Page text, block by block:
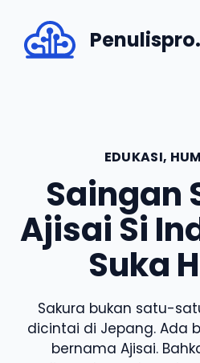
content
EDUKASI,
Saingan
Ajisai Si
Suka
Sakura bukan satu-
dicintai di Jepang. Ada
bernama Ajisai.